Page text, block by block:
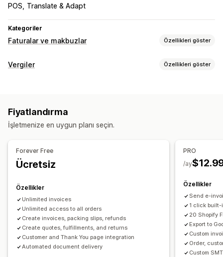
POS
Translate & Adapt
Kategoriler
Faturalar ve makbuzlar Özellikleri göster
Belge türleri
Para iadeleri
İadeler
Renk ve yazı tipi
Fatura numarası
Gönderen e-postası
Barkodlar
Dosya yönetimi
Toplu indirme
Dosya adlandırma
E-posta otomasyonu
PDF oluşturma Yazdırıp dışa aktarma
Vergiler Özellikleri göster
Vergi hesaplama
Kayıt
Vergi numarası doğrulama
Raporlama ve dosyalama
Dışa veri aktarma
Fiyatlandırma
İşletmenize en uygun planı seçin.
Forever Free
Ücretsiz
Özellikler
Unlimited invoices
Unlimited access to all orders
Create invoices, packing slips, refunds
Create quotes, fulfillments, and returns
Customer and Thank You page integration
Automated document delivery
PRO
/ay
Özellikler
Send e-
1 click
20 Shopify
Export to
Custom
Order,
Custom